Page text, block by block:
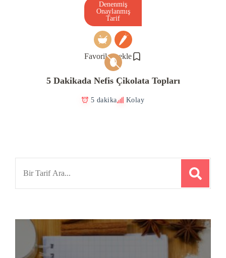
Favorilere ekle
Denenmiş
Onaylanmış
Tarif
5 Dakikada Nefis Çikolata Topları
5 dakika Kolay